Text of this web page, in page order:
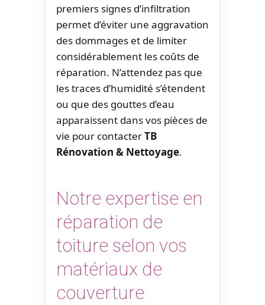
premiers signes d’infiltration
permet d’éviter une aggravation
des dommages et de limiter
considérablement les coûts de
réparation. N’attendez pas que
les traces d’humidité s’étendent
ou que des gouttes d’eau
apparaissent dans vos pièces de
vie pour contacterTB
Rénovation & Nettoyage.
Notre expertise en
réparation de
toiture selon vos
matériaux de
couverture